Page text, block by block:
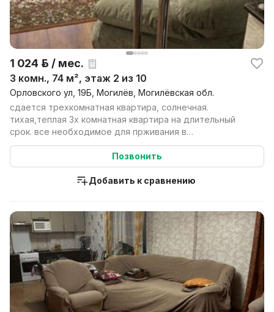
1 024 р. / мес.
3 комн., 74 м², этаж 2 из 10
Орловского ул, 19Б, Могилёв, Могилёвская обл.
сдается трехкомнатная квартира, солнечная.
тихая,теплая 3х комнатная квартира на длительный
срок. все необходимое для прживания в
наличии:телевизор,...
Позвонить
Добавить к сравнению